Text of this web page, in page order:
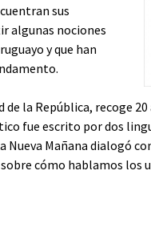
sus
algunas nociones
y que han
de la República, recoge
fue escrito por dos
Nueva Mañana dialogó
cómo hablamos los